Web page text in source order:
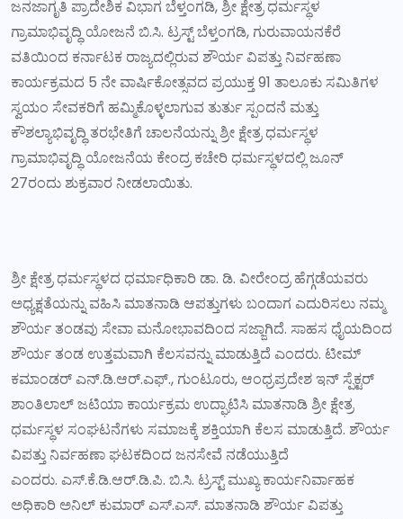
ಜನಜಾಗೃತಿ ಪ್ರಾದೇಶಿಕ ವಿಭಾಗ ಬೆಳ್ತಂಗಡಿ, ಶ್ರೀ ಕ್ಷೇತ್ರ ಧರ್ಮಸ್ಥಳ
ಗ್ರಾಮಾಭಿವೃದ್ಧಿ ಯೋಜನೆ ಬಿ.ಸಿ. ಟ್ರಸ್ಟ್ ಬೆಳ್ತಂಗಡಿ, ಗುರುವಾಯನಕೆರೆ
ವತಿಯಿಂದ ಕರ್ನಾಟಕ ರಾಜ್ಯದಲ್ಲಿರುವ ಶೌರ್ಯ ವಿಪತ್ತು ನಿರ್ವಹಣಾ
ಕಾರ್ಯಕ್ರಮದ 5 ನೇ ವಾರ್ಷಿಕೋತ್ಸವದ ಪ್ರಯುಕ್ತ 91 ತಾಲೂಕು ಸಮಿತಿಗಳ
ಸ್ವಯಂ ಸೇವಕರಿಗೆ ಹಮ್ಮಿಕೊಳ್ಳಲಾಗುವ ತುರ್ತು ಸ್ಪಂದನೆ ಮತ್ತು
ಕೌಶಲ್ಯಾಭಿವೃದ್ಧಿ ತರಭೇತಿಗೆ ಚಾಲನೆಯನ್ನು ಶ್ರೀ ಕ್ಷೇತ್ರ ಧರ್ಮಸ್ಥಳ
ಗ್ರಾಮಾಭಿವೃದ್ಧಿ ಯೋಜನೆಯ ಕೇಂದ್ರ ಕಚೇರಿ ಧರ್ಮಸ್ಥಳದಲ್ಲಿ ಜೂನ್
27ರಂದು ಶುಕ್ರವಾರ ನೀಡಲಾಯಿತು.
ಶ್ರೀ ಕ್ಷೇತ್ರ ಧರ್ಮಸ್ಥಳದ ಧರ್ಮಾಧಿಕಾರಿ ಡಾ. ಡಿ. ವೀರೇಂದ್ರ ಹೆಗ್ಗಡೆಯವರು
ಅಧ್ಯಕ್ಷತೆಯನ್ನು ವಹಿಸಿ ಮಾತನಾಡಿ ಆಪತ್ತುಗಳು ಬಂದಾಗ ಎದುರಿಸಲು ನಮ್ಮ
ಶೌರ್ಯ ತಂಡವು ಸೇವಾ ಮನೋಭಾವದಿಂದ ಸಜ್ಜಾಗಿದೆ. ಸಾಹಸ ಧೈಯದಿಂದ
ಶೌರ್ಯ ತಂಡ ಉತ್ತಮವಾಗಿ ಕೆಲಸವನ್ನು ಮಾಡುತ್ತಿದೆ ಎಂದರು. ಟೀಮ್
ಕಮಾಂಡರ್ ಎನ್.ಡಿ.ಆರ್.ಎಫ್., ಗುಂಟೂರು, ಆಂಧ್ರಪ್ರದೇಶ ಇನ್ ಸ್ಪೆಕ್ಟರ್
ಶಾಂತಿಲಾಲ್ ಜಟಿಯಾ ಕಾರ್ಯಕ್ರಮ ಉದ್ಘಾಟಿಸಿ ಮಾತನಾಡಿ ಶ್ರೀ ಕ್ಷೇತ್ರ
ಧರ್ಮಸ್ಥಳ ಸಂಘಟನೆಗಳು ಸಮಾಜಕ್ಕೆ ಶಕ್ತಿಯಾಗಿ ಕೆಲಸ ಮಾಡುತ್ತಿದೆ. ಶೌರ್ಯ
ವಿಪತ್ತು ನಿರ್ವಹಣಾ ಘಟಕದಿಂದ ಜನಸೇವೆ ನಡೆಯುತ್ತಿದೆ
ಎಂದರು. ಎಸ್.ಕೆ.ಡಿ.ಆರ್.ಡಿ.ಪಿ. ಬಿ.ಸಿ. ಟ್ರಸ್ಟ್ ಮುಖ್ಯ ಕಾರ್ಯನಿರ್ವಾಹಕ
ಅಧಿಕಾರಿ ಅನಿಲ್ ಕುಮಾರ್ ಎಸ್.ಎಸ್. ಮಾತನಾಡಿ ಶೌರ್ಯ ವಿಪತ್ತು